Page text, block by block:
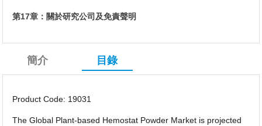
第17章：關於研究公司及免責聲明
簡介 目錄
Product Code: 19031
The Global Plant-based Hemostat Powder Market is projected